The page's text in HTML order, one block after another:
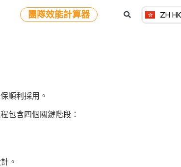
團隊效能計算器 ZH HK
ZH
順利採用。
包含四個關鍵階段：
。